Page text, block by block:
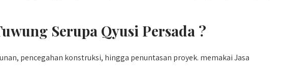
Serupa Qyusi Persada ?
pencegahan konstruksi, hingga penuntasan proyek. memakai Jasa